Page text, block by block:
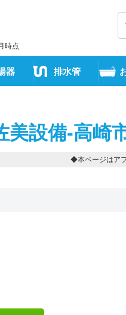
時点
器 排水管
美設備-高崎
◆本ページはア